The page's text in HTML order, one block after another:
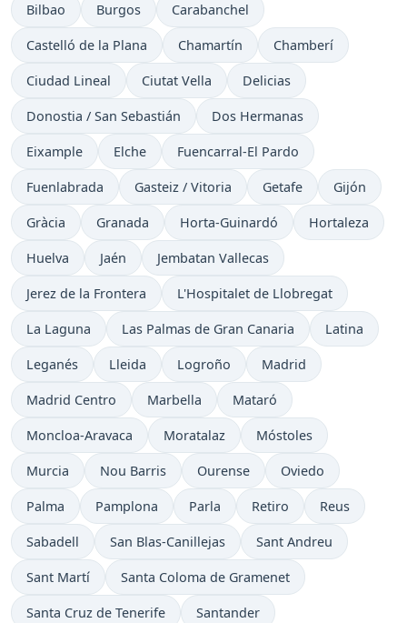
Bilbao Burgos Carabanchel
Castelló de la Plana Chamartín Chamberí
Ciudad Lineal Ciutat Vella Delicias
Donostia / San Sebastián Dos Hermanas
Eixample Elche Fuencarral-El Pardo
Fuenlabrada Gasteiz / Vitoria Getafe Gijón
Gràcia Granada Horta-Guinardó Hortaleza
Huelva Jaén Jembatan Vallecas
Jerez de la Frontera L'Hospitalet de Llobregat
La Laguna Las Palmas de Gran Canaria Latina
Leganés Lleida Logroño Madrid
Madrid Centro Marbella Mataró
Moncloa-Aravaca Moratalaz Móstoles
Murcia Nou Barris Ourense Oviedo
Palma Pamplona Parla Retiro Reus
Sabadell San Blas-Canillejas Sant Andreu
Sant Martí Santa Coloma de Gramenet
Santa Cruz de Tenerife Santander